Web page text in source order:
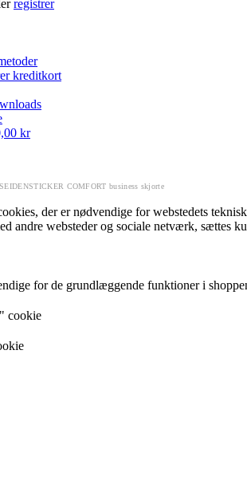
registrer
kreditkort
kr
SEIDENSTICKER COMFORT business skjorte
der er nødvendige for webstedets
andre websteder og sociale netværk, sættes
for de grundlæggende funktioner i
cookie